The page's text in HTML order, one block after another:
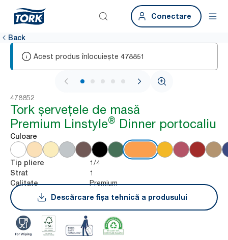
Conectare
Back
Acest produs înlocuiește 478851
1 / 5
478852
Tork șervețele de masă
Premium Linstyle® Dinner portocaliu
Culoare
Tip pliere 1/4
Strat 1
Calitate
Premium
Descărcare fișa tehnică a produsului